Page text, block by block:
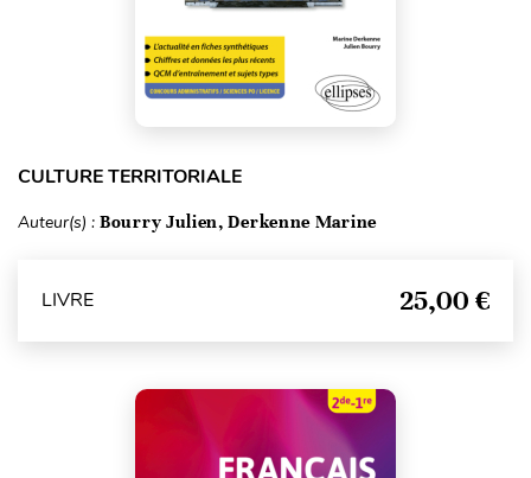
CULTURE TERRITORIALE
Auteur(s) : Bourry Julien, Derkenne Marine
LIVRE 25,00 €